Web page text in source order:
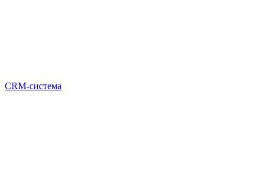
CRM-система